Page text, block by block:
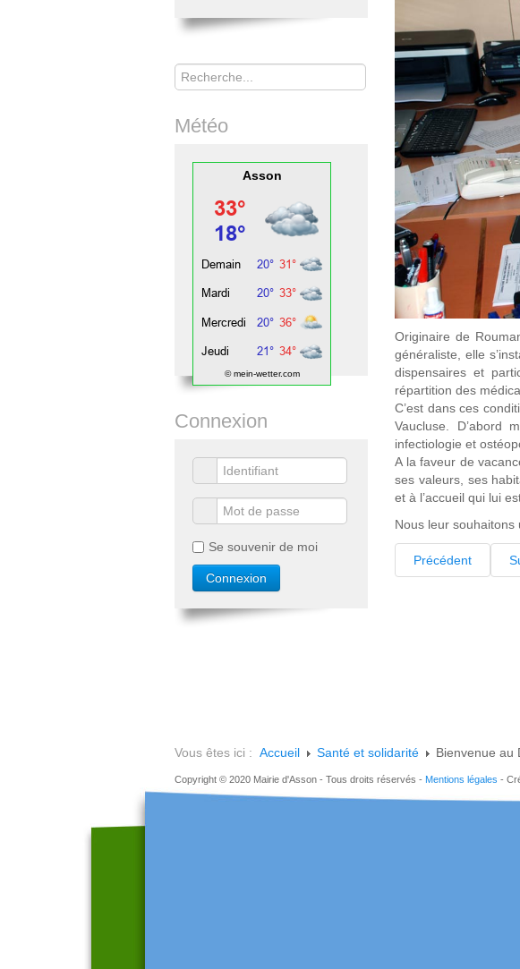
Originaire de
généraliste, elle
dispensaires et
répartition des
C’est dans ces
Vaucluse. D’abord
infectiologie et
A la faveur de
ses valeurs, ses
et à l’accueil qui lui
Nous leur souhaitons
Précédent
Rechercher
Météo
Asson
© mein-wetter.com
Connexion
Se souvenir de moi
Vous êtes ici : Accueil Santé et solidarité Bienvenue au
Copyright © 2020 Mairie d'Asson - Tous droits réservés - Mentions légales -